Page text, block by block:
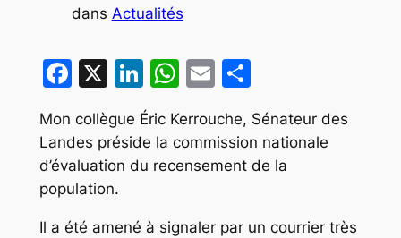
dans Actualités
Facebook
X LinkedIn
WhatsApp
EmailPartager
Mon collègue Éric Kerrouche, Sénateur des
Landes préside la commission nationale
d’évaluation du recensement de la
population.
Il a été amené à signaler par un courrier très